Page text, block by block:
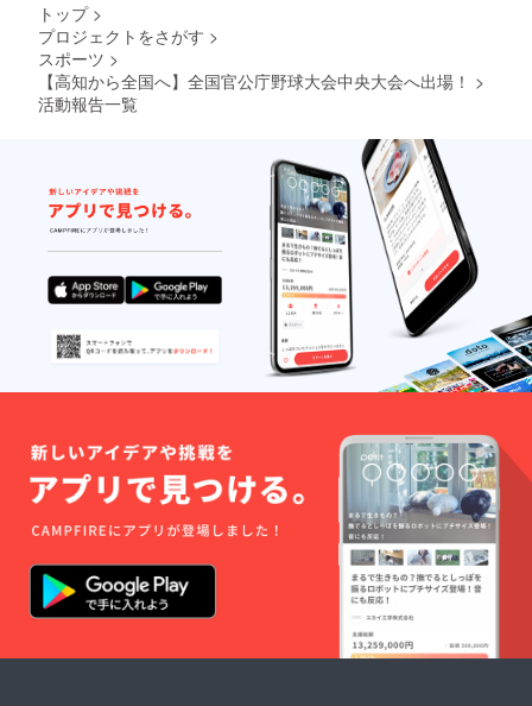
トップ >
プロジェクトをさがす >
スポーツ >
【高知から全国へ】全国官公庁野球大会中央大会へ出場！ >
活動報告一覧